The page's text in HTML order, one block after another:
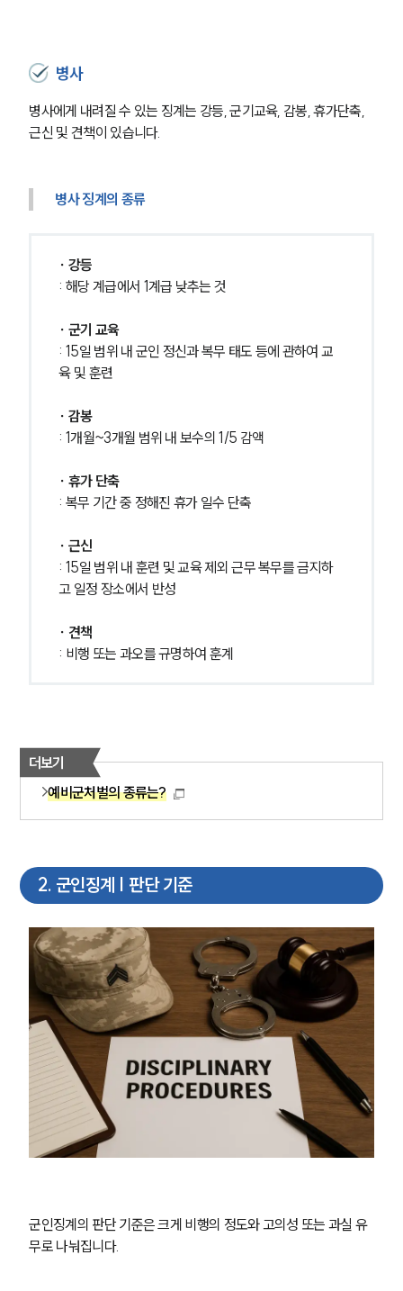
병사
병사에게 내려질 수 있는 징계는 강등, 군기교육, 감봉, 휴가단축,
근신 및 견책이 있습니다.
병사 징계의 종류
∙ 강등
: 해당 계급에서 1계급 낮추는 것
∙ 군기 교육
: 15일 범위 내 군인 정신과 복무 태도 등에 관하여 교
육 및 훈련
∙ 감봉
: 1개월~3개월 범위 내 보수의 1/5 감액
∙ 휴가 단축
: 복무 기간 중 정해진 휴가 일수 단축
∙ 근신
: 15일 범위 내 훈련 및 교육 제외 근무 복무를 금지하
고 일정 장소에서 반성
∙ 견책
: 비행 또는 과오를 규명하여 훈계
더보기
예비군처벌의 종류는?
2. 군인징계 | 판단 기준
군인징계의 판단 기준은 크게 비행의 정도와 고의성 또는 과실 유
무로 나눠집니다.